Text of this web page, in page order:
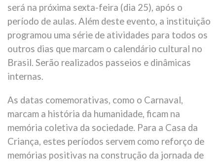
será na próxima sexta-feira (dia 25), após o
período de aulas. Além deste evento, a instituição
programou uma série de atividades para todos os
outros dias que marcam o calendário cultural no
Brasil. Serão realizados passeios e dinâmicas
internas.
As datas comemorativas, como o Carnaval,
marcam a história da humanidade, ficam na
memória coletiva da sociedade. Para a Casa da
Criança, estes períodos servem como reforço de
memórias positivas na construção da jornada de